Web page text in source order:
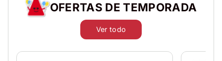
OFERTAS DE TEMPORADA
Ver todo